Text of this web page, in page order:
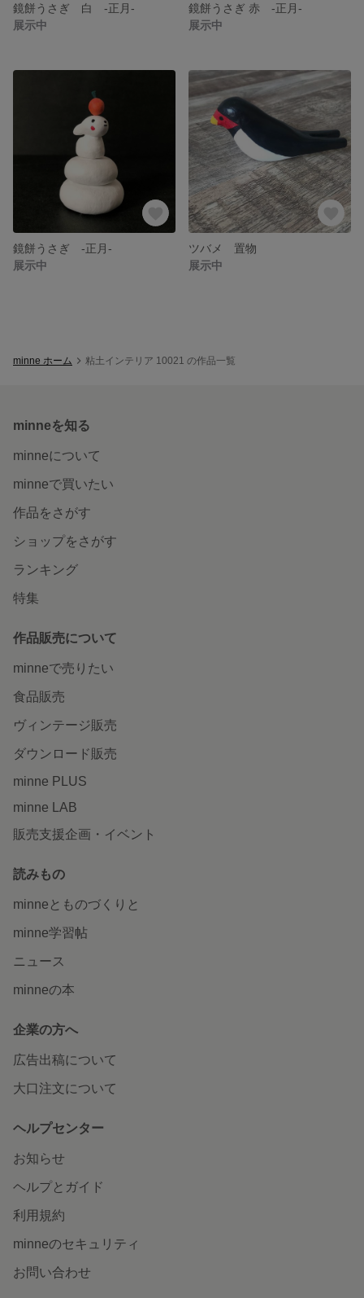
鏡餅うさぎ 白 -正月-
展示中
鏡餅うさぎ 赤 -正月-
展示中
鏡餅うさぎ -正月-
展示中
ツバメ 置物
展示中
minne ホーム 粘土インテリア 10021 の作品一覧
minneを知る
minneについて
minneで買いたい
作品をさがす
ショップをさがす
ランキング
特集
作品販売について
minneで売りたい
食品販売
ヴィンテージ販売
ダウンロード販売
minne PLUS
minne LAB
販売支援企画・イベント
読みもの
minneとものづくりと
minne学習帖
ニュース
minneの本
企業の方へ
広告出稿について
大口注文について
ヘルプセンター
お知らせ
ヘルプとガイド
利用規約
minneのセキュリティ
お問い合わせ